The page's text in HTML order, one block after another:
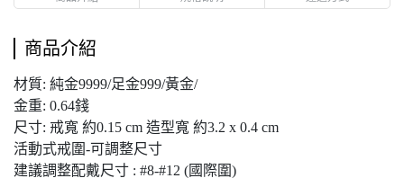
商品介紹
材質: 純金9999/足金999/黃金/
金重: 0.64錢
尺寸: 戒寬 約0.15 cm 造型寬 約3.2 x 0.4 cm
活動式戒圍-可調整尺寸
建議調整配戴尺寸 : #8-#12 (國際圍)